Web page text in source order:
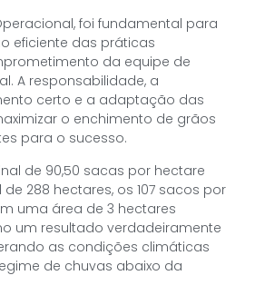
foi fundamental para
eficiente das práticas
da equipe de
A responsabilidade, a
certo e a adaptação das
o enchimento de grãos
para o sucesso.
de 90,50 sacas por hectare
288 hectares, os 107 sacos por
uma área de 3 hectares
um resultado verdadeiramente
as condições climáticas
de chuvas abaixo da